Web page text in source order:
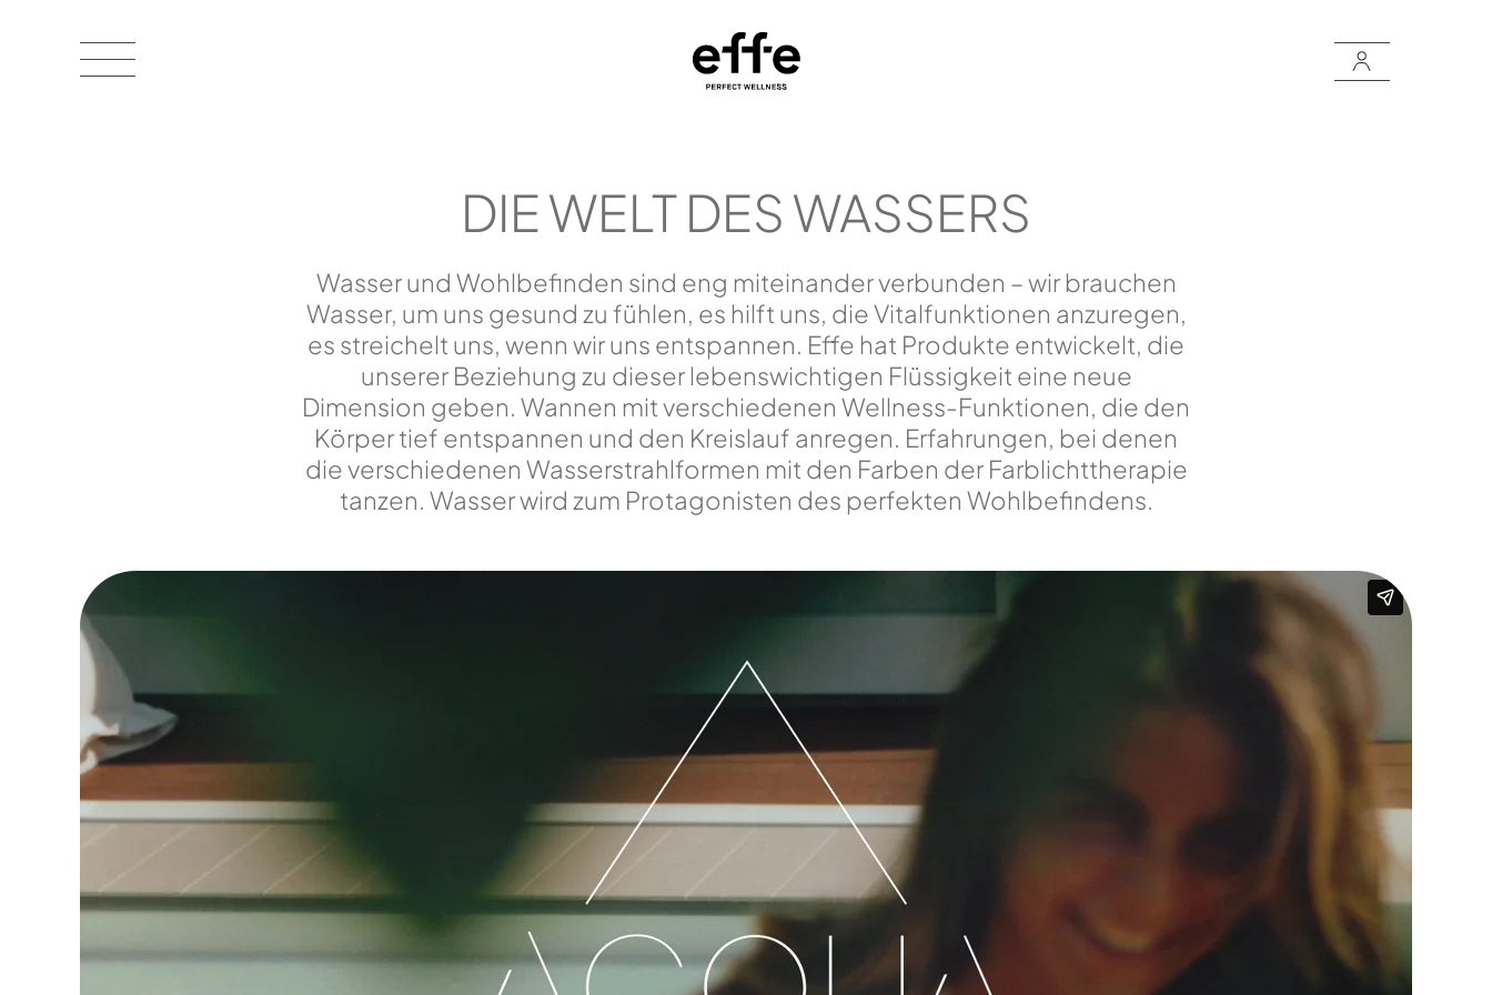
DIE WELT DES WASSERS
Wasser und Wohlbefinden sind eng miteinander verbunden – wir brauchen
Wasser, um uns gesund zu fühlen, es hilft uns, die Vitalfunktionen anzuregen,
es streichelt uns, wenn wir uns entspannen. Effe hat Produkte entwickelt, die
unserer Beziehung zu dieser lebenswichtigen Flüssigkeit eine neue
Dimension geben. Wannen mit verschiedenen Wellness-Funktionen, die den
Körper tief entspannen und den Kreislauf anregen. Erfahrungen, bei denen
die verschiedenen Wasserstrahlformen mit den Farben der Farblichttherapie
tanzen. Wasser wird zum Protagonisten des perfekten Wohlbefindens.